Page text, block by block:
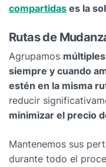
compartidas es la
Rutas de
Agrupamos
siempre y cuando
estén en la misma
reducir
minimizar el precio
Mantenemos sus
durante todo el